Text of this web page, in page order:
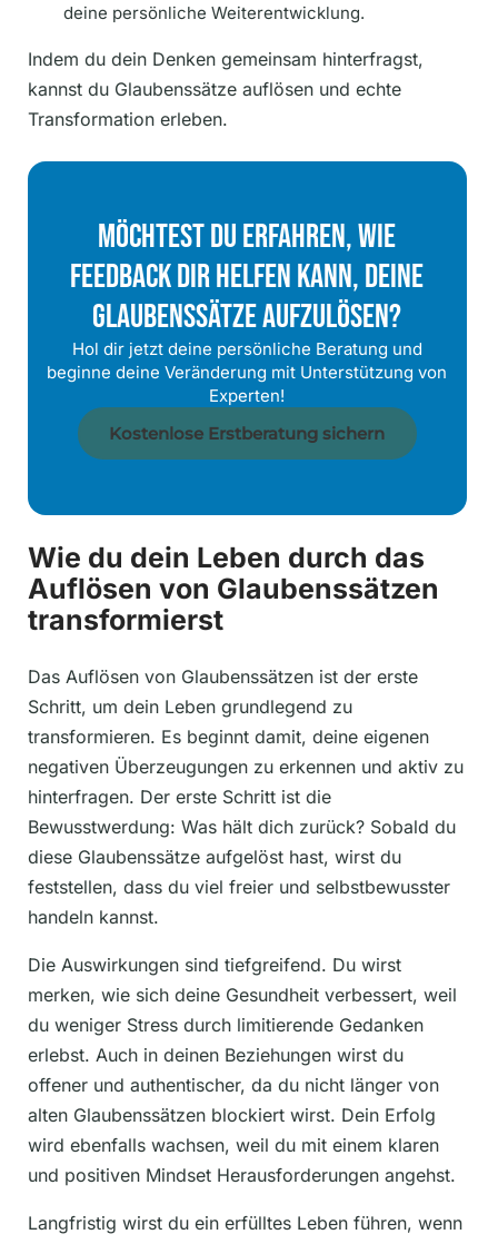
deine persönliche Weiterentwicklung.
Indem du dein Denken gemeinsam hinterfragst,
kannst du Glaubenssätze auflösen und echte
Transformation erleben.
Möchtest Du Erfahren, Wie
Feedback Dir Helfen Kann, Deine
Glaubenssätze Aufzulösen?
Hol dir jetzt deine persönliche Beratung und
beginne deine Veränderung mit Unterstützung von
Experten!
Kostenlose Erstberatung sichern
Wie du dein Leben durch das
Auflösen von Glaubenssätzen
transformierst
Das Auflösen von Glaubenssätzen ist der erste
Schritt, um dein Leben grundlegend zu
transformieren. Es beginnt damit, deine eigenen
negativen Überzeugungen zu erkennen und aktiv zu
hinterfragen. Der erste Schritt ist die
Bewusstwerdung: Was hält dich zurück? Sobald du
diese Glaubenssätze aufgelöst hast, wirst du
feststellen, dass du viel freier und selbstbewusster
handeln kannst.
Die Auswirkungen sind tiefgreifend. Du wirst
merken, wie sich deine Gesundheit verbessert, weil
du weniger Stress durch limitierende Gedanken
erlebst. Auch in deinen Beziehungen wirst du
offener und authentischer, da du nicht länger von
alten Glaubenssätzen blockiert wirst. Dein Erfolg
wird ebenfalls wachsen, weil du mit einem klaren
und positiven Mindset Herausforderungen angehst.
Langfristig wirst du ein erfülltes Leben führen, wenn